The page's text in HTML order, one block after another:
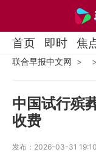
首页 即时 焦
联合早报中文网
中国试行殡
收费
发布：2026-03-31 19:10